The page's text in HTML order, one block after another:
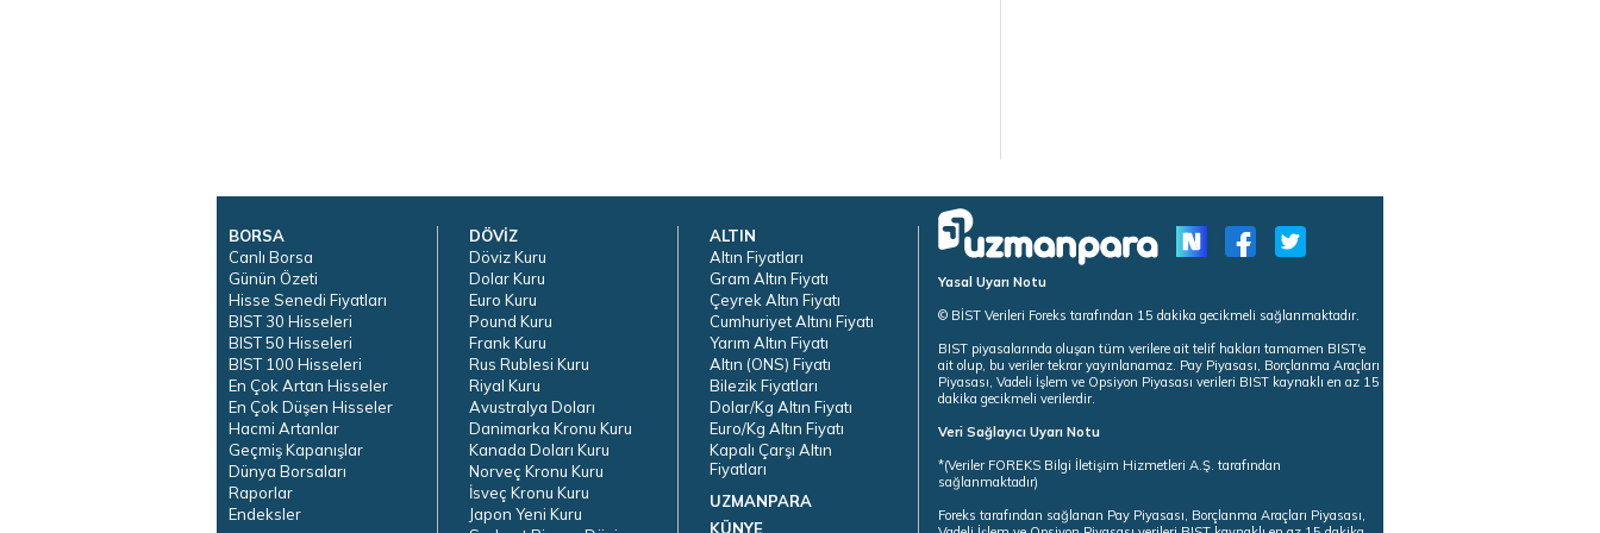
BORSA
Canlı Borsa
Günün Özeti
Hisse Senedi Fiyatları
BIST 30 Hisseleri
BIST 50 Hisseleri
BIST 100 Hisseleri
En Çok Artan Hisseler
En Çok Düşen Hisseler
Hacmi Artanlar
Geçmiş Kapanışlar
Dünya Borsaları
Raporlar
Endeksler
DÖVİZ
Döviz Kuru
Dolar Kuru
Euro Kuru
Pound Kuru
Frank Kuru
Rus Rublesi Kuru
Riyal Kuru
Avustralya Doları
Danimarka Kronu Kuru
Kanada Doları Kuru
Norveç Kronu Kuru
İsveç Kronu Kuru
Japon Yeni Kuru
ALTIN
Altın Fiyatları
Gram Altın Fiyatı
Çeyrek Altın Fiyatı
Cumhuriyet Altını Fiyatı
Yarım Altın Fiyatı
Altın (ONS) Fiyatı
Bilezik Fiyatları
Dolar/Kg Altın Fiyatı
Euro/Kg Altın Fiyatı
Kapalı Çarşı Altın
Fiyatları
UZMANPARA
KÜNYE
Yasal Uyarı Notu
© BİST Verileri Foreks tarafından 15 dakika gecikmeli sağlanmaktadır.
BIST piyasalarında oluşan tüm verilere ait telif hakları tamamen BIST'e
ait olup, bu veriler tekrar yayınlanamaz. Pay Piyasası, Borçlanma Araçları
Piyasası, Vadeli İşlem ve Opsiyon Piyasası verileri BIST kaynaklı en az 15
dakika gecikmeli verilerdir.
Veri Sağlayıcı Uyarı Notu
*(Veriler FOREKS Bilgi İletişim Hizmetleri A.Ş. tarafından
sağlanmaktadır)
Foreks tarafından sağlanan Pay Piyasası, Borçlanma Araçları Piyasası,